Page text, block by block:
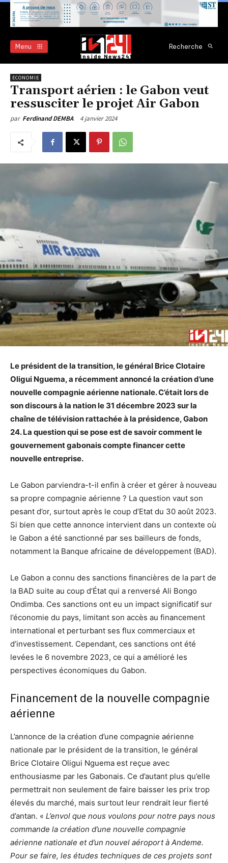
Menu Recherche
ECONOMIE
Transport aérien : le Gabon veut
ressusciter le projet Air Gabon
par Ferdinand DEMBA 4 janvier 2024
Le président de la transition, le général Brice Clotaire
Oligui Nguema, a récemment annoncé la création d’une
nouvelle compagnie aérienne nationale. C’était lors de
son discours à la nation le 31 décembre 2023 sur la
chaîne de télévision rattachée à la présidence, Gabon
24. La question qui se pose est de savoir comment le
gouvernement gabonais compte financer cette
nouvelle entreprise.
Le Gabon parviendra-t-il enfin à créer et gérer à nouveau
sa propre compagnie aérienne ? La question vaut son
pesant d’or, surtout après le coup d’Etat du 30 août 2023.
Si bien que cette annonce intervient dans un contexte où
le Gabon a été sanctionné par ses bailleurs de fonds,
notamment la Banque africaine de développement (BAD).
Le Gabon a connu des sanctions financières de la part de
la BAD suite au coup d’État qui a renversé Ali Bongo
Ondimba. Ces sanctions ont eu un impact significatif sur
l’économie du pays, limitant son accès au financement
international et perturbant ses flux commerciaux et
d’investissement. Cependant, ces sanctions ont été
levées le 6 novembre 2023, ce qui a amélioré les
perspectives économiques du Gabon.
Financement de la nouvelle compagnie
aérienne
L’annonce de la création d’une compagnie aérienne
nationale par le président de la transition, le général
Brice Clotaire Oligui Nguema est reçue avec
enthousiasme par les Gabonais. Ce d’autant plus qu’elle
permettrait non seulement de faire baisser les prix trop
élevés du marché, mais surtout leur rendrait leur fierté
d’antan. « L’envol que nous voulons pour notre pays nous
commande la création d’une nouvelle compagnie
aérienne nationale et d’un nouvel aéroport à Andeme.
Pour se faire, les études techniques de ces projets sont